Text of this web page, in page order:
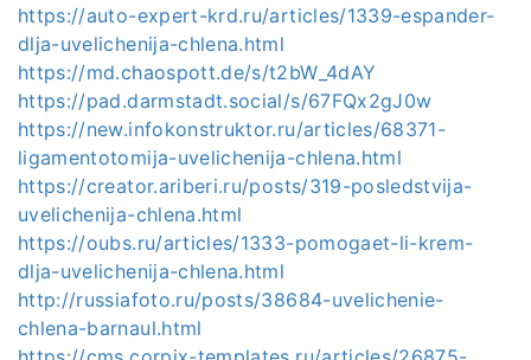
https://auto-expert-krd.ru/articles/1339-espander-
dlja-uvelichenija-chlena.html
https://md.chaospott.de/s/t2bW_4dAY
https://pad.darmstadt.social/s/67FQx2gJ0w
https://new.infokonstruktor.ru/articles/68371-
ligamentotomija-uvelichenija-chlena.html
https://creator.ariberi.ru/posts/319-posledstvija-
uvelichenija-chlena.html
https://oubs.ru/articles/1333-pomogaet-li-krem-
dlja-uvelichenija-chlena.html
http://russiafoto.ru/posts/38684-uvelichenie-
chlena-barnaul.html